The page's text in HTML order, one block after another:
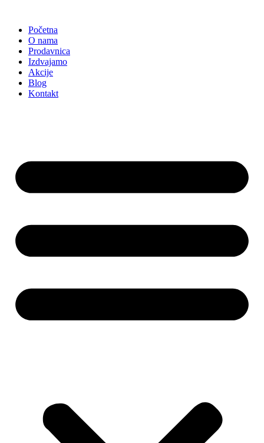
sadržajPočetna
O nama
Prodavnica
Izdvajamo
Akcije
Blog
Kontakt